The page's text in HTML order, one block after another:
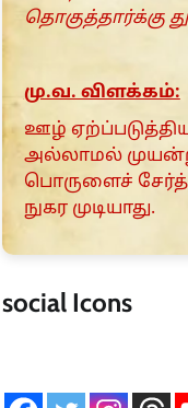
தொகுத்தார்க்கு
மு.வ. விளக்கம்:
ஊழ்
அல்லாமல்
பொருளைச்
நுகர முடியாது.
social Icons